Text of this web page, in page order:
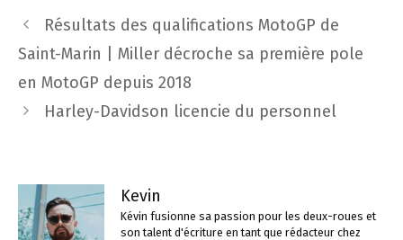
Navigation
des
Résultats des qualifications MotoGP de
Saint-Marin | Miller décroche sa première pole
en MotoGP depuis 2018
Harley-Davidson licencie du personnel
Kevin
Kévin fusionne sa passion pour les deux-roues et
son talent d'écriture en tant que rédacteur chez